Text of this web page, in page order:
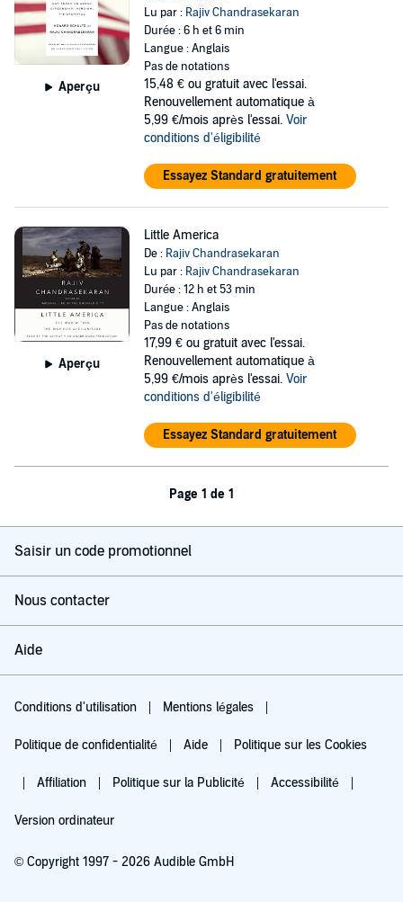
Aperçu
Lu par : Rajiv Chandrasekaran
Durée : 6 h et 6 min
Langue : Anglais
Pas de notations
15,48 € ou gratuit avec l'essai.
Renouvellement automatique à
5,99 €/mois après l'essai. Voir
conditions d'éligibilité
Essayez Standard gratuitement
Aperçu
Little America
De : Rajiv Chandrasekaran
Lu par : Rajiv Chandrasekaran
Durée : 12 h et 53 min
Langue : Anglais
Pas de notations
17,99 € ou gratuit avec l'essai.
Renouvellement automatique à
5,99 €/mois après l'essai. Voir
conditions d'éligibilité
Essayez Standard gratuitement
Page 1 de 1
Saisir un code promotionnel
Nous contacter
Aide
Conditions d'utilisation Mentions légales
Politique de confidentialité Aide Politique sur les Cookies
Affiliation Politique sur la Publicité Accessibilité
Version ordinateur
© Copyright 1997 - 2026 Audible GmbH